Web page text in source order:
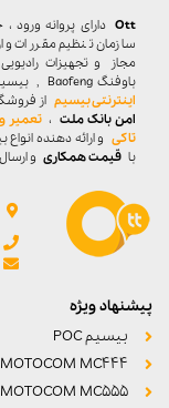
Ottدارای پروانه ورود
سازمان تنظیم مقررات و
باوفنگ Baofeng , بیسیم کنوود KENWOOD ،
اینترنتی بیسیم از
امن بانک ملت،تعمیر
تاکی و ارائه دهنده
با قیمت همکاری و
پیشنهاد ویژه
بیسیم POC
MOTOCOM MC444
MOTOCOM MC555